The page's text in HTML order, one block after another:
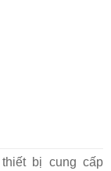
bị cung cấp